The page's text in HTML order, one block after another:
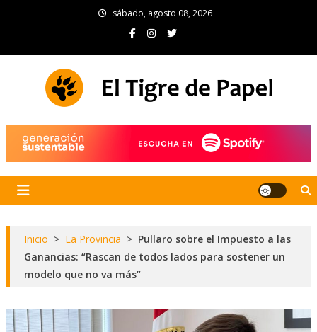
sábado, agosto 08, 2026
Inicio > La Provincia > Pullaro sobre el Impuesto a las
Ganancias: “Rascan de todos lados para sostener un
modelo que no va más”